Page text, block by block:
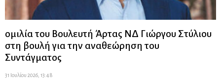
ομιλία του Βουλευτή Άρτας ΝΔ Γιώργου Στύλιου
στη βουλή για την αναθεώρηση του
Συντάγματος
31 Ιουλίου 2026, 13:48